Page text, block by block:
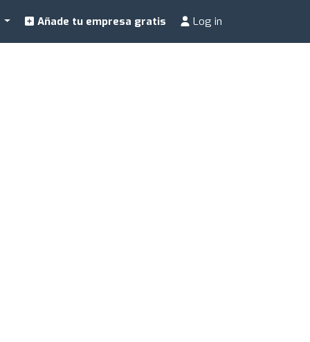
Añade tu empresa gratis Log in